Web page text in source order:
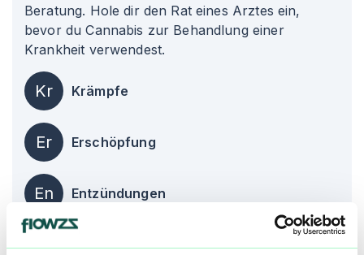
Beratung. Hole dir den Rat eines Arztes ein,
bevor du Cannabis zur Behandlung einer
Krankheit verwendest.
Kr Krämpfe
Er Erschöpfung
En Entzündungen
alle einblenden